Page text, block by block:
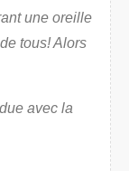
une oreille
tous! Alors
avec la